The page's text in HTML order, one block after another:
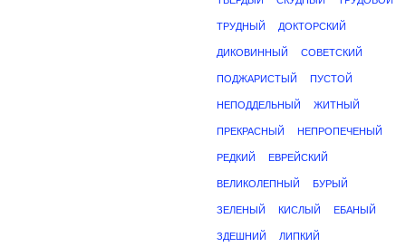
ТРУДНЫЙ ДОКТОРСКИЙ
ДИКОВИННЫЙ СОВЕТСКИЙ
ПОДЖАРИСТЫЙ ПУСТОЙ
НЕПОДДЕЛЬНЫЙ ЖИТНЫЙ
ПРЕКРАСНЫЙ НЕПРОПЕЧЕНЫЙ
РЕДКИЙ ЕВРЕЙСКИЙ
ВЕЛИКОЛЕПНЫЙ БУРЫЙ
ЗЕЛЕНЫЙ КИСЛЫЙ ЕБАНЫЙ
ЗДЕШНИЙ ЛИПКИЙ